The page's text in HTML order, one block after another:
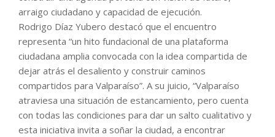
arraigo ciudadano y capacidad de ejecución.
Rodrigo Díaz Yubero destacó que el encuentro
representa “un hito fundacional de una plataforma
ciudadana amplia convocada con la idea compartida de
dejar atrás el desaliento y construir caminos
compartidos para Valparaíso”. A su juicio, “Valparaíso
atraviesa una situación de estancamiento, pero cuenta
con todas las condiciones para dar un salto cualitativo y
esta iniciativa invita a soñar la ciudad, a encontrar